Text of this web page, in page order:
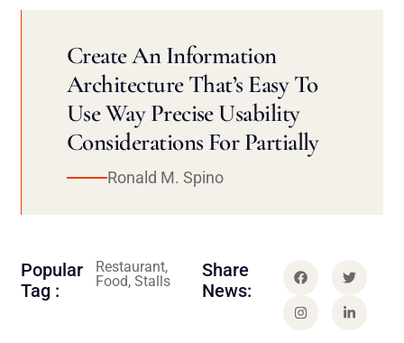
Create An Information
Architecture That’s Easy To
Use Way Precise Usability
Considerations For Partially
Ronald M. Spino
Popular
Tag :
Restaurant,
Food, Stalls
Share
News: